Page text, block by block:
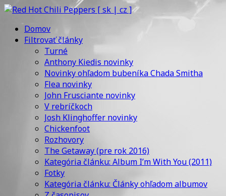
Domov
Filtrovať články
Turné
Anthony Kiedis novinky
Novinky ohľadom bubeníka Chada Smitha
Flea novinky
John Frusciante novinky
V rebríčkoch
Josh Klinghoffer novinky
Chickenfoot
Rozhovory
The Getaway (pre rok 2016)
Kategória článku: Album I’m With You (2011)
Fotky
Kategória článku: Články ohľadom albumov